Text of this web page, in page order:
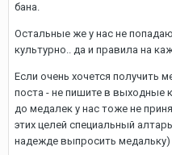
бана.
Остальные же у нас не
культурно.. да и правила на
Если очень хочется получить
поста - не пишите в выходные
до медалек у нас тоже не
этих целей специальный
надежде выпросить медальку)